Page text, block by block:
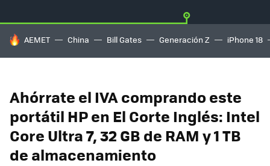
HOY SE HABLA DE
AEMET China Bill Gates Generación Z iPhone 18
Ahórrate el IVA comprando este
portátil HP en El Corte Inglés: Intel
Core Ultra 7, 32 GB de RAM y 1 TB
de almacenamiento